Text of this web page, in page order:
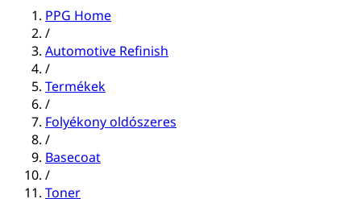
PPG Home
/
Automotive Refinish
/
Termékek
/
Folyékony oldószeres
/
Basecoat
/
Toner